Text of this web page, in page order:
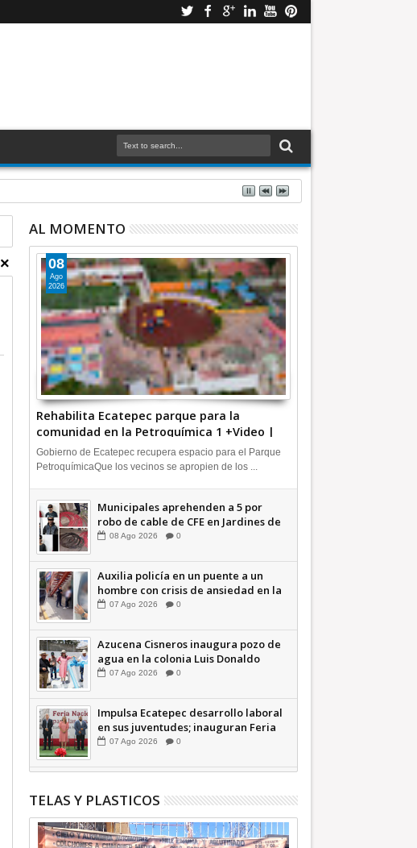
AL MOMENTO
Rehabilita Ecatepec parque para la
comunidad en la Petroquímica 1 +Video |
INFORMA
08
Ago
2026
Gobierno de Ecatepec recupera espacio para el Parque
PetroquímicaQue los vecinos se apropien de los ...
Municipales aprehenden a 5 por
robo de cable de CFE en Jardines de
Casa Nueva +Video | INFORMA
08 Ago 2026 0
Auxilia policía en un puente a un
hombre con crisis de ansiedad en la
Vía Morelos | INFORMATIVA
07 Ago 2026 0
Azucena Cisneros inaugura pozo de
agua en la colonia Luis Donaldo
Colosio +Video | INFORMATIVA
07 Ago 2026 0
Impulsa Ecatepec desarrollo laboral
en sus juventudes; inauguran Feria
de Empleo y Emprendedores 2026
07 Ago 2026 0
TELAS Y PLASTICOS